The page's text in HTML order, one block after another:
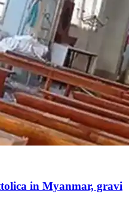
in Myanmar, gravi